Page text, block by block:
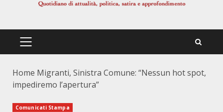
PRIMÄRES
Home Migranti, Sinistra Comune: “Nessun hot spot,
impediremo l’apertura”
Comunicati Stampa